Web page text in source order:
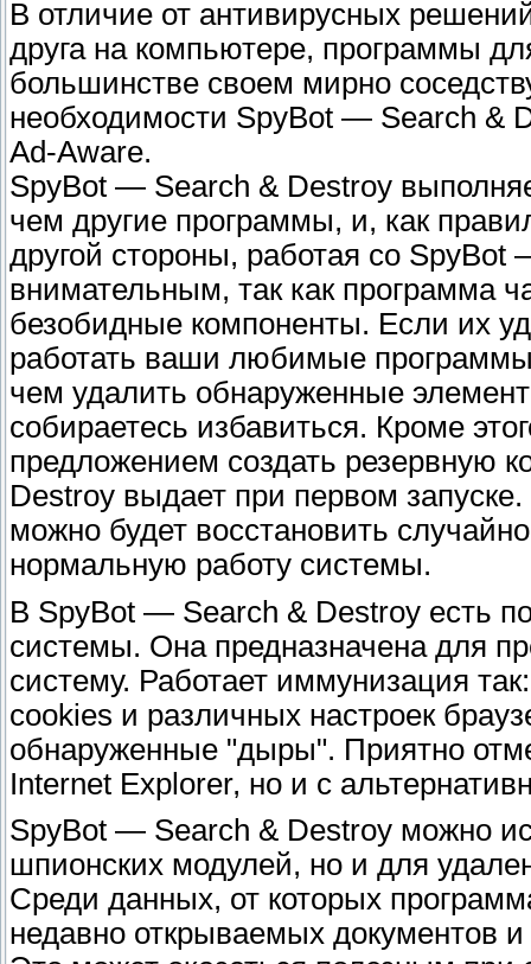
В отличие от антивирусных
друга на компьютере, программы
большинстве своем мирно
необходимости SpyBot — Search &
Ad-Aware.
SpyBot — Search & Destroy
чем другие программы, и, как
другой стороны, работая со
внимательным, так как программа
безобидные компоненты. Если их
работать ваши любимые
чем удалить обнаруженные
собираетесь избавиться. Кроме
предложением создать резервную
Destroy выдает при первом
можно будет восстановить
нормальную работу системы.
В SpyBot — Search & Destroy есть
системы. Она предназначена для
систему. Работает иммунизация
cookies и различных настроек
обнаруженные "дыры". Приятно
Internet Explorer, но и с
SpyBot — Search & Destroy можно
шпионских модулей, но и для
Среди данных, от которых
недавно открываемых документов